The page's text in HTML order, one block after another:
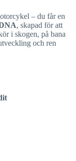
– du får en
, skapad för att
i skogen, på bana
och ren